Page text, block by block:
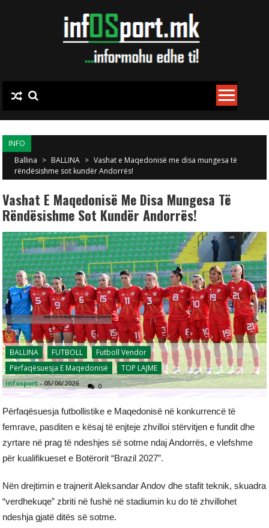
INFO
Ballina > BALLINA > Vashat e Maqedonisë me disa mungesa të
rëndësishme sot kundër Andorrës!
Vashat E Maqedonisë Me Disa Mungesa Të
Rëndësishme Sot Kundër Andorrës!
BALLINA FUTBOLL
Futboll Vendor
Përfaqësuesja E Maqedonisë
TOP LAJME
infosport -05/06/2026 0
Përfaqësuesja futbollistike e Maqedonisë në konkurrencë të
femrave, pasditen e kësaj të enjteje zhvilloi stërvitjen e fundit dhe
zyrtare në prag të ndeshjes së sotme ndaj Andorrës, e vlefshme
për kualifikueset e Botërorit “Brazil 2027”.
Nën drejtimin e trajnerit Aleksandar Andov dhe stafit teknik, skuadra
“verdhekuqe” zbriti në fushë në stadiumin ku do të zhvillohet
ndeshja gjatë ditës së sotme.